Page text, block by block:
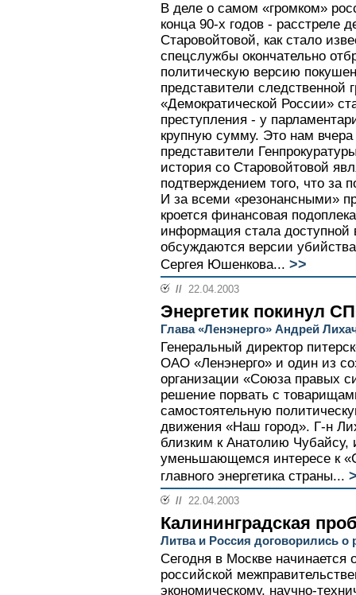
В деле о самом «громком»
конца 90-х годов - расстреле
Старовойтовой, как стало
спецслужбы окончательно
политическую версию
представители следственной
«Демократической России»
преступления - у
крупную сумму. Это нам
представители
история со Старовойтовой
подтверждением того, что за
И за всеми «резонансными»
кроется финансовая
информация стала доступной
обсуждаются версии убийства
Сергея Юшенкова... >>
// 22.04.2003
Энергетик покинул
Глава «Ленэнерго» Андрей
Генеральный директор
ОАО «Ленэнерго» и один из
организации «Союза правых
решение порвать с
самостоятельную
движения «Наш город». Г-н
близким к Анатолию Чубайсу,
уменьшающемся интересе к
главного энергетика страны...
// 22.04.2003
Калининградская
Литва и Россия договорились о
Сегодня в Москве начинается
российской
экономическому, научно-